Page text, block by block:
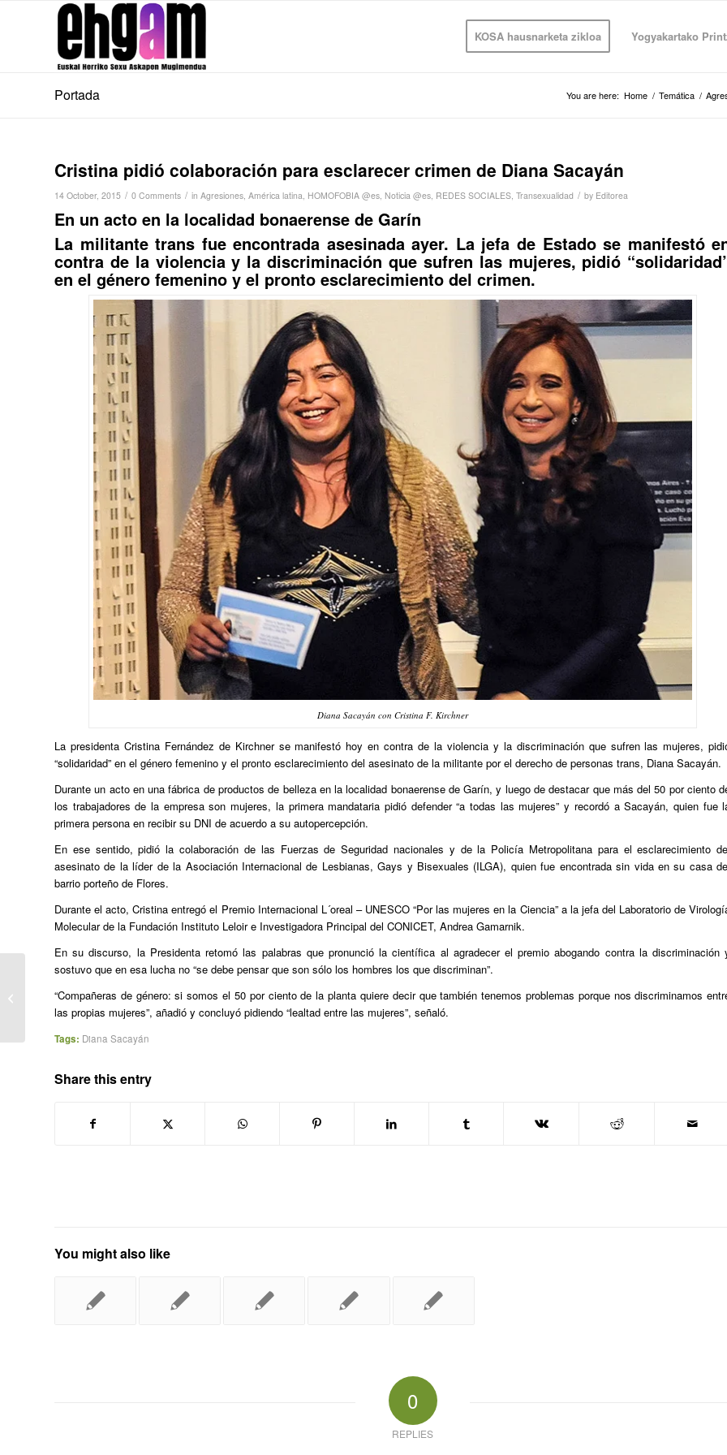
KOSA hausnarketa zikloa Yogyakartako
Portada You are here: Home / Temática /
Cristina pidió colaboración para esclarecer crimen de Diana Sacayán
14 October, 2015 / 0 Comments / in Agresiones, América latina, HOMOFOBIA @es, Noticia @es, REDES SOCIALES, Transexualidad / by Editorea
En un acto en la localidad bonaerense de Garín
La militante trans fue encontrada asesinada ayer. La jefa de Estado se manifestó
contra de la violencia y la discriminación que sufren las mujeres, pidió
en el género femenino y el pronto esclarecimiento del crimen.
Diana Sacayán con Cristina F. Kirchner
La presidenta Cristina Fernández de Kirchner se manifestó hoy en contra de la violencia y la discriminación que sufren las mujeres,
“solidaridad” en el género femenino y el pronto esclarecimiento del asesinato de la militante por el derecho de personas trans, Diana Sacayán.
Durante un acto en una fábrica de productos de belleza en la localidad bonaerense de Garín, y luego de destacar que más del 50 por ciento
los trabajadores de la empresa son mujeres, la primera mandataria pidió defender “a todas las mujeres” y recordó a Sacayán, quien fue
primera persona en recibir su DNI de acuerdo a su autopercepción.
En ese sentido, pidió la colaboración de las Fuerzas de Seguridad nacionales y de la Policía Metropolitana para el esclarecimiento
asesinato de la líder de la Asociación Internacional de Lesbianas, Gays y Bisexuales (ILGA), quien fue encontrada sin vida en su casa
barrio porteño de Flores.
Durante el acto, Cristina entregó el Premio Internacional L´oreal – UNESCO “Por las mujeres en la Ciencia” a la jefa del Laboratorio de
Molecular de la Fundación Instituto Leloir e Investigadora Principal del CONICET, Andrea Gamarnik.
En su discurso, la Presidenta retomó las palabras que pronunció la científica al agradecer el premio abogando contra la discriminación
sostuvo que en esa lucha no “se debe pensar que son sólo los hombres los que discriminan”.
“Compañeras de género: si somos el 50 por ciento de la planta quiere decir que también tenemos problemas porque nos discriminamos
las propias mujeres”, añadió y concluyó pidiendo “lealtad entre las mujeres”, señaló.
Tags: Diana Sacayán
Share this entry
You might also like
0
REPLIES
Apareció asesinada en su casa Diana
Sacayán, un ícono de la militancia t...